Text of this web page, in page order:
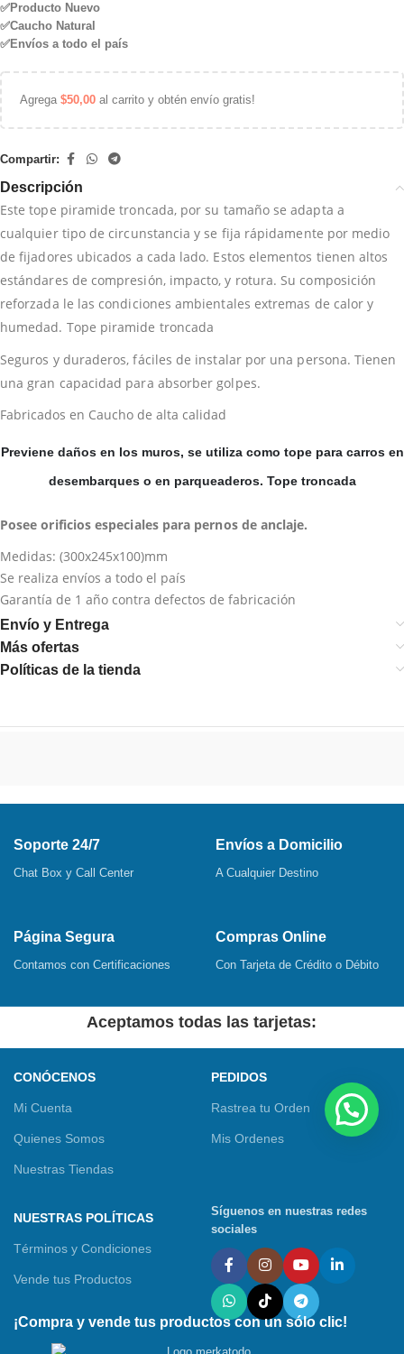
✅Producto Nuevo
✅Caucho Natural
✅Envíos a todo el país
Agrega $50,00 al carrito y obtén envío gratis!
Compartir:
Descripción
Este tope piramide troncada, por su tamaño se adapta a
cualquier tipo de circunstancia y se fija rápidamente por medio
de fijadores ubicados a cada lado. Estos elementos tienen altos
estándares de compresión, impacto, y rotura. Su composición
reforzada le las condiciones ambientales extremas de calor y
humedad. Tope piramide troncada
Seguros y duraderos, fáciles de instalar por una persona. Tienen
una gran capacidad para absorber golpes.
Fabricados en Caucho de alta calidad
Previene daños en los muros, se utiliza como tope para carros en
desembarques o en parqueaderos. Tope troncada
Posee orificios especiales para pernos de anclaje.
Medidas: (300x245x100)mm
Se realiza envíos a todo el país
Garantía de 1 año contra defectos de fabricación
Envío y Entrega
Más ofertas
Políticas de la tienda
Soporte 24/7
Chat Box y Call Center
Envíos a Domicilio
A Cualquier Destino
Página Segura
Contamos con Certificaciones
Compras Online
Con Tarjeta de Crédito o Débito
Aceptamos todas las tarjetas:
CONÓCENOS
Mi Cuenta
Quienes Somos
Nuestras Tiendas
PEDIDOS
Rastrea tu Orden
Mis Ordenes
NUESTRAS POLÍTICAS
Términos y Condiciones
Vende tus Productos
Síguenos en nuestras redes
sociales
¡Compra y vende tus productos con un sólo clic!